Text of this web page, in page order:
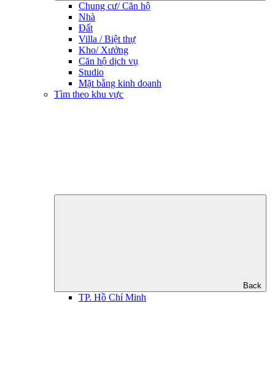
Chung cư/ Căn hộ
Nhà
Đất
Villa / Biệt thự
Kho/ Xưởng
Căn hộ dịch vụ
Studio
Mặt bằng kinh doanh
Tìm theo khu vực
Back
TP. Hồ Chí Minh